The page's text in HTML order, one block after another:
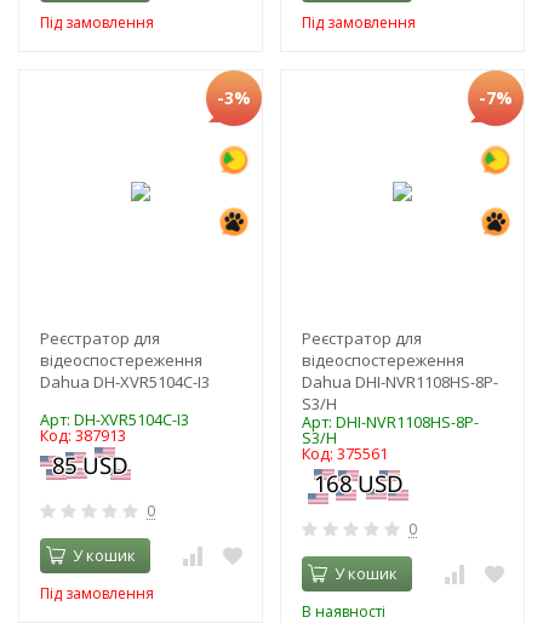
Під замовлення Під замовлення
-3%
Реєстратор для
відеоспостереження
Dahua DH-XVR5104C-I3
Арт: DH-XVR5104C-I3
Код: 387913
0
У кошик
Під замовлення
-7%
Реєстратор для
відеоспостереження
Dahua DHI-NVR1108HS-8P-
S3/H
Арт: DHI-NVR1108HS-8P-
S3/H
Код: 375561
0
У кошик
В наявності